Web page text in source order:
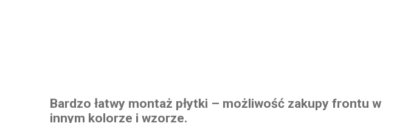
Bardzo łatwy montaż płytki – możliwość zakupy frontu w
innym kolorze i wzorze.